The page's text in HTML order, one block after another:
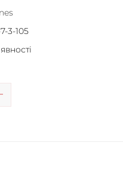
3-105